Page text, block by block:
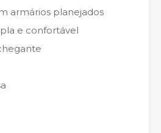
armários planejados
e confortável